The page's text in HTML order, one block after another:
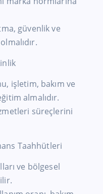
güvenlik ve
işletim, bakım ve
almalıdır.
süreçlerini
Taahhütleri
ve bölgesel